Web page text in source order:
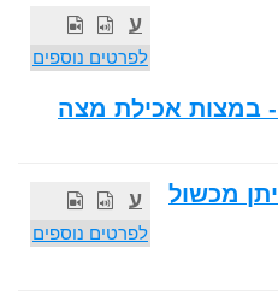
ע
לפרטים נוספים
במצות אכילת מצה
ע
לפרטים נוספים
מכשול